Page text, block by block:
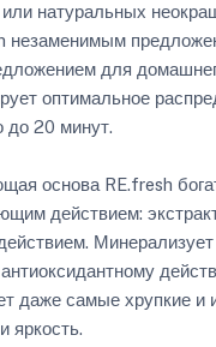
натуральных
незаменимым
для
оптимальное
до 20 минут.
основа RE.fresh
действием:
Минерализует
даже самые хрупкие
яркость.